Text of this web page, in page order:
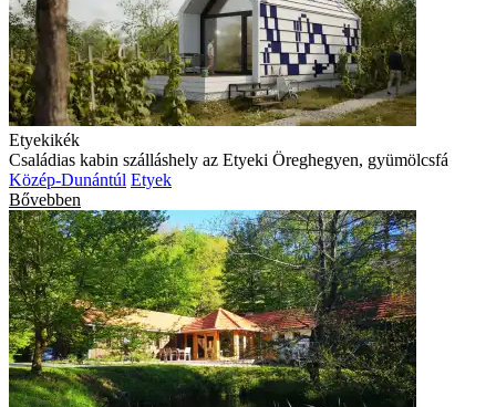
Etyekikék
Családias kabin szálláshely az Etyeki Öreghegyen, gyümölcsfá
Közép-Dunántúl Etyek
Bővebben